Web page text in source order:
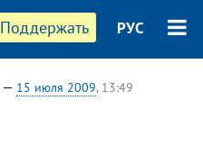
Поддержать РУС
— 15 июля 2009, 13:49